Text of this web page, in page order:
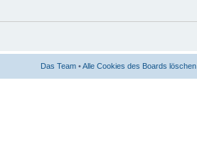
Das Team •Alle Cookies des Boards löschen